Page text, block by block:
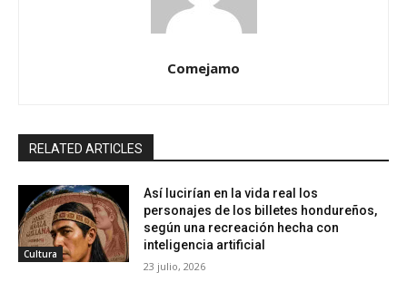
Comejamo
RELATED ARTICLES
Cultura
Así lucirían en la vida real los
personajes de los billetes hondureños,
según una recreación hecha con
inteligencia artificial
23 julio, 2026